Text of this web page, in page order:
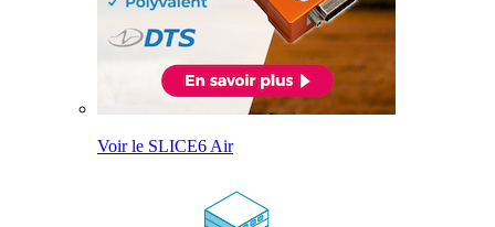
Voir le SLICE6 Air